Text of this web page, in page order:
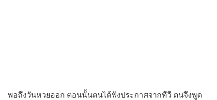
พอถึงวันหวยออก ตอนนั้นตนได้ฟังประกาศจากทีวี ตนจึงพูด